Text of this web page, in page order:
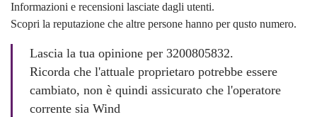
Informazioni e recensioni lasciate dagli utenti.
Scopri la reputazione che altre persone hanno per qusto numero.
Lascia la tua opinione per 3200805832.
Ricorda che l'attuale proprietaro potrebbe essere
cambiato, non è quindi assicurato che l'operatore
corrente sia Wind